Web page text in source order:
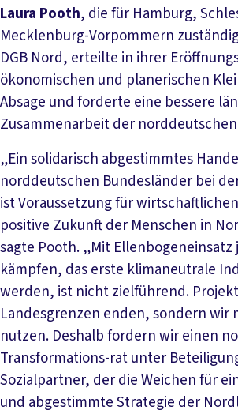
Laura Pooth, die für Hamburg,
Mecklenburg-Vorpommern
DGB Nord, erteilte in ihrer
ökonomischen und planerischen
Absage und forderte eine bessere
Zusammenarbeit der
„Ein solidarisch abgestimmtes
norddeutschen Bundesländer bei
ist Voraussetzung für
positive Zukunft der Menschen in
sagte Pooth. „Mit Ellenbogeneinsatz
kämpfen, das erste klimaneutrale
werden, ist nicht zielführend.
Landesgrenzen enden, sondern wir
nutzen. Deshalb fordern wir einen
Transformations-rat unter
Sozialpartner, der die Weichen für
und abgestimmte Strategie der